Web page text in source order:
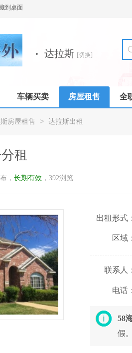
到桌面
· 达拉斯 [切换]
车辆买卖 房屋租售 全
房屋租售 > 达拉斯出租
租
， 长期有效 ，392浏览
出租形式：
区域：
联系人：
电话：
58
假。